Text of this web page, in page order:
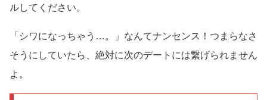
ルしてください。
「シワになっちゃう…。」なんてナンセンス！つまらなさ
そうにしていたら、絶対に次のデートには繋げられません
よ。